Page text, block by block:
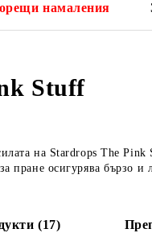
намаления
Stuff
на Stardrops The
пране осигурява бързо и
(17)